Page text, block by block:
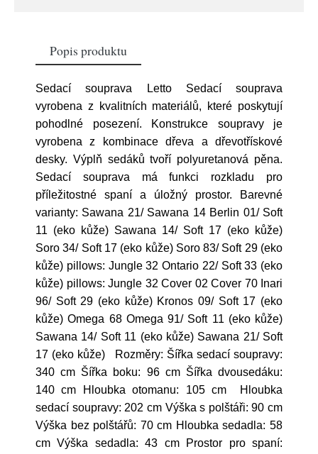
Popis produktu
Sedací souprava Letto Sedací souprava
vyrobena z kvalitních materiálů, které poskytují
pohodlné posezení. Konstrukce soupravy je
vyrobena z kombinace dřeva a dřevotřískové
desky. Výplň sedáků tvoří polyuretanová pěna.
Sedací souprava má funkci rozkladu pro
příležitostné spaní a úložný prostor. Barevné
varianty: Sawana 21/ Sawana 14 Berlin 01/ Soft
11 (eko kůže) Sawana 14/ Soft 17 (eko kůže)
Soro 34/ Soft 17 (eko kůže) Soro 83/ Soft 29 (eko
kůže) pillows: Jungle 32 Ontario 22/ Soft 33 (eko
kůže) pillows: Jungle 32 Cover 02 Cover 70 Inari
96/ Soft 29 (eko kůže) Kronos 09/ Soft 17 (eko
kůže) Omega 68 Omega 91/ Soft 11 (eko kůže)
Sawana 14/ Soft 11 (eko kůže) Sawana 21/ Soft
17 (eko kůže) Rozměry: Šířka sedací soupravy:
340 cm Šířka boku: 96 cm Šířka dvousedáku:
140 cm Hloubka otomanu: 105 cm Hloubka
sedací soupravy: 202 cm Výška s polštáři: 90 cm
Výška bez polštářů: 70 cm Hloubka sedadla: 58
cm Výška sedadla: 43 cm Prostor pro spaní: